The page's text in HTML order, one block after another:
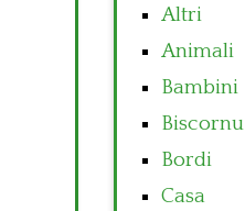
Altri
Animali
Bambini
Biscornu
Bordi
Casa